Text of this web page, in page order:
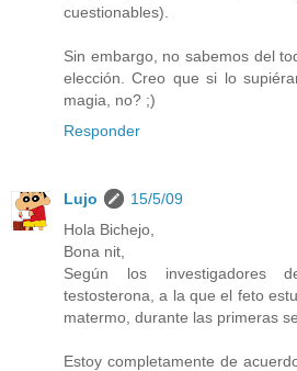
cuestionables).
Sin embargo, no sabemos del
elección. Creo que si lo
magia, no? ;)
Responder
Lujo
15/5/09
Hola Bichejo,
Bona nit,
Según los investigadores
testosterona, a la que el feto
matermo, durante las primeras
Estoy completamente de